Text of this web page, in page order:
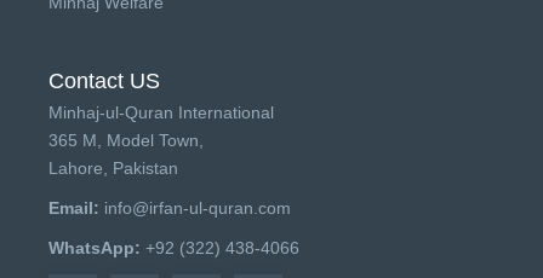
Contact US
Minhaj-ul-Quran International
365 M, Model Town,
Lahore, Pakistan
Email: info@irfan-ul-quran.com
WhatsApp: +92 (322) 438-4066